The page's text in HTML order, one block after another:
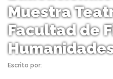
Muestra
Facultad de
Escrito por: